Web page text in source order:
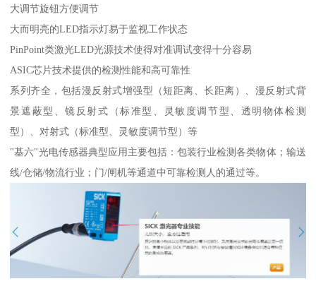
大调节旋钮方便调节
大而明亮的LED指示灯易于监视工作状态
PinPoint类激光LED光源技术使得对准调试变得十分容易
ASIC芯片技术提供的检测性能和高可靠性
系列齐全，包括漫反射式增强型（短距离、长距离）、漫反射式背
景遮蔽型、镜反射式（标准型、灵敏度调节型、透明物体检测
型）、对射式（标准型、灵敏度调节型）等
"基六"光电传感器典型应用主要包括：包装行业检测各类物体；输送
线/仓储/物流行业；门/闸机等通道中可靠检测人的通过等。